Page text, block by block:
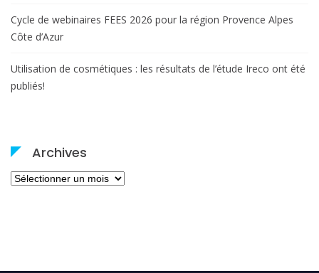
Cycle de webinaires FEES 2026 pour la région Provence Alpes
Côte d’Azur
Utilisation de cosmétiques : les résultats de l’étude Ireco ont été
publiés!
Archives
Archives